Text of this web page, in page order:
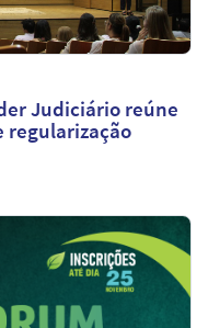
Judiciário reúne
regularização